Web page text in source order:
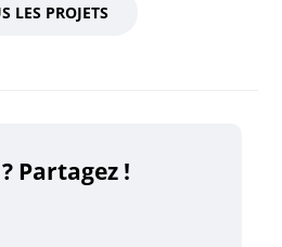
LES PROJETS
Partagez !